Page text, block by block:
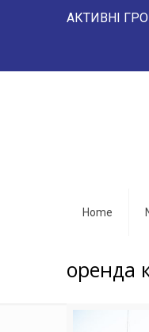
Home
оренда